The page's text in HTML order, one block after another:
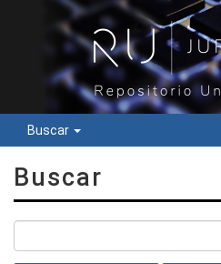
Buscar
Buscar